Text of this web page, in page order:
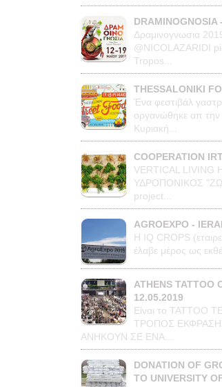
DRAMINOGNOSIA
Δραμινογνωσια
@NICOLAZARIDI
Tropos...
THESSALONIKI
Ένα φεστιβάλ
οργανώθηκε απ
Κυριακή...
COOPERATION
VERTICAL LIVING
ΥΔΡΟΠΟΝΙΚΟΣ
project...
AGROEXPO -
Η IQ CROPS
έλαβε μέρος ως
ATHENS TATTOO
12.05.2019
Είναι το ΤΑΤΤΟΟ
ΤΡΟΠΟΣ
ΑΝΗΚΟΥΝ ΣΕ ΕΝΑ...
DONATION OF
TO UNIVERSITY